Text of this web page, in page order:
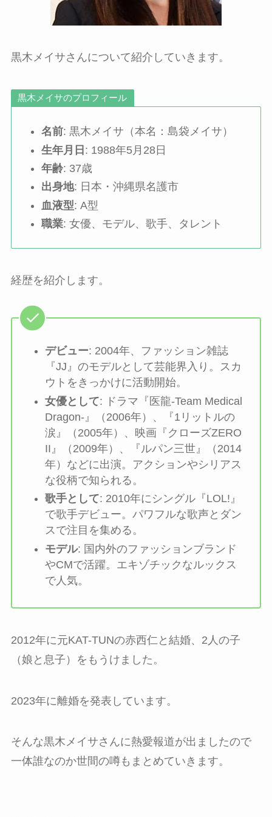
黒木メイサさんについて紹介していきます。
黒木メイサのプロフィール
名前: 黒木メイサ（本名：島袋メイサ）
生年月日 : 1988年5月28日
年齢: 37歳
出身地: 日本・沖縄県名護市
血液型: A型
職業: 女優、モデル、歌手、タレント
経歴を紹介します。
デビュー: 2004年、ファッション雑誌
『JJ』のモデルとして芸能界入り。スカ
ウトをきっかけに活動開始。
女優として: ドラマ『医龍-Team Medical
Dragon-』（2006年）、『1リットルの
涙』（2005年）、映画『クローズZERO
II』（2009年）、『ルパン三世』（2014
年）などに出演。アクションやシリアス
な役柄で知られる。
歌手として: 2010年にシングル『LOL!』
で歌手デビュー。パワフルな歌声とダン
スで注目を集める。
モデル: 国内外のファッションブランド
やCMで活躍。エキゾチックなルックス
で人気。
2012年に元KAT-TUNの赤西仁と結婚、2人の子
（娘と息子）をもうけました。
2023年に離婚を発表しています。
そんな黒木メイサさんに熱愛報道が出ましたので
一体誰なのか世間の噂もまとめていきます。